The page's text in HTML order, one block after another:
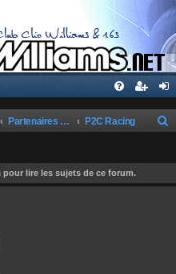
Partenaires du Club P2C Racing
c
h
pour lire les sujets de ce forum.